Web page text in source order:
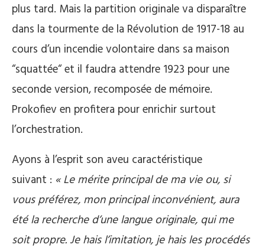
plus tard. Mais la partition originale va disparaître
dans la tourmente de la Révolution de 1917-18 au
cours d’un incendie volontaire dans sa maison
“squattée“ et il faudra attendre 1923 pour une
seconde version, recomposée de mémoire.
Prokofiev en profitera pour enrichir surtout
l’orchestration.
Ayons à l’esprit son aveu caractéristique
suivant : « Le mérite principal de ma vie ou, si
vous préférez, mon principal inconvénient, aura
été la recherche d’une langue originale, qui me
soit propre. Je hais l’imitation, je hais les procédés